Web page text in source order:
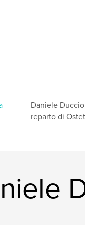
Daniele
reparto di